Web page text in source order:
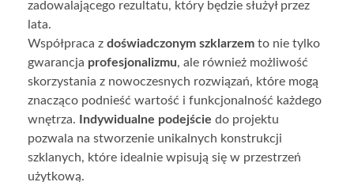
zadowalającego rezultatu, który będzie służył przez
lata.
Współpraca z doświadczonym szklarzem to nie tylko
gwarancja profesjonalizmu, ale również możliwość
skorzystania z nowoczesnych rozwiązań, które mogą
znacząco podnieść wartość i funkcjonalność każdego
wnętrza.
Indywidualne podejście do projektu
pozwala na stworzenie unikalnych konstrukcji
szklanych, które idealnie wpisują się w przestrzeń
użytkową.